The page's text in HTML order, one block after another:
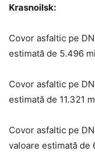
Krasnoilsk:
Covor asfaltic pe
estimată de 5.496
Covor asfaltic pe
estimată de 11.321
Covor asfaltic pe
valoare estimată de